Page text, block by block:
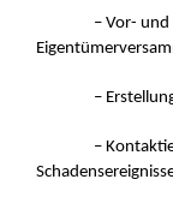
– Vor- und
– Erstellung
–